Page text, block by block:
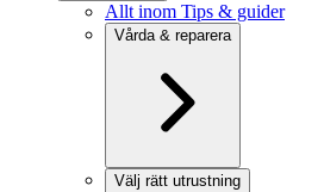
Allt inom Tips & guider
Vårda & reparera
Välj rätt utrustning